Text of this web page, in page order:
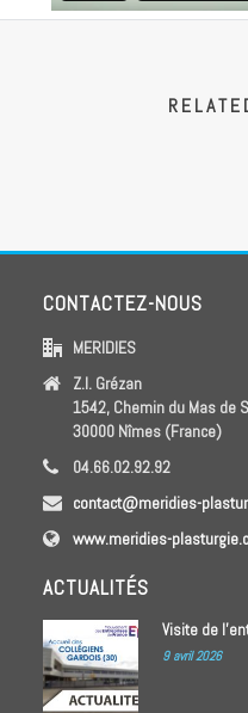
CONTACTEZ-NOUS
MERIDIES
Z.I. Grézan
1542, Chemin du Mas de
30000 Nîmes (France)
04.66.02.92.92
contact@meridies-
www.meridies-
ACTUALITÉS
Visite de
9 avril 2026